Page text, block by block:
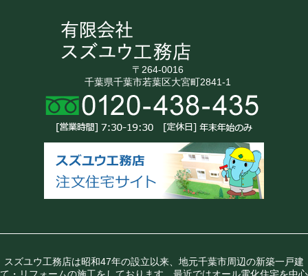
〒264-0016
千葉県千葉市若葉区大宮町2841-1
スズユウ工務店は昭和47年の設立以来、地元千葉市周辺の新築一戸建
て・リフォームの施工をしております。最近ではオール電化住宅を中心